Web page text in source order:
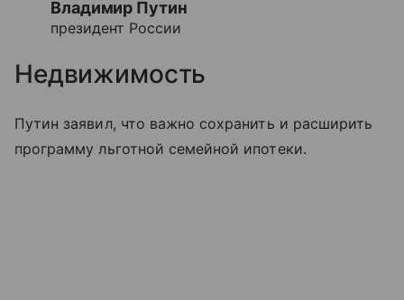
Владимир Путин
президент России
Недвижимость
Путин заявил, что важно сохранить и расширить
программу льготной семейной ипотеки.